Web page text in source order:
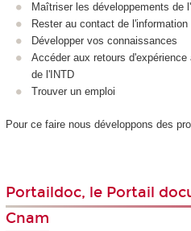
Maîtriser les développements de
Rester au contact de l'information
Développer vos connaissances
Accéder aux retours
de l'INTD
Trouver un emploi
Pour ce faire nous développons des
Portaildoc, le Portail
Cnam